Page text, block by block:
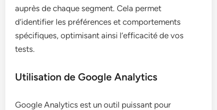
auprès de chaque segment. Cela permet
d’identifier les préférences et comportements
spécifiques, optimisant ainsi l’efficacité de vos
tests.
Utilisation de Google Analytics
Google Analytics est un outil puissant pour